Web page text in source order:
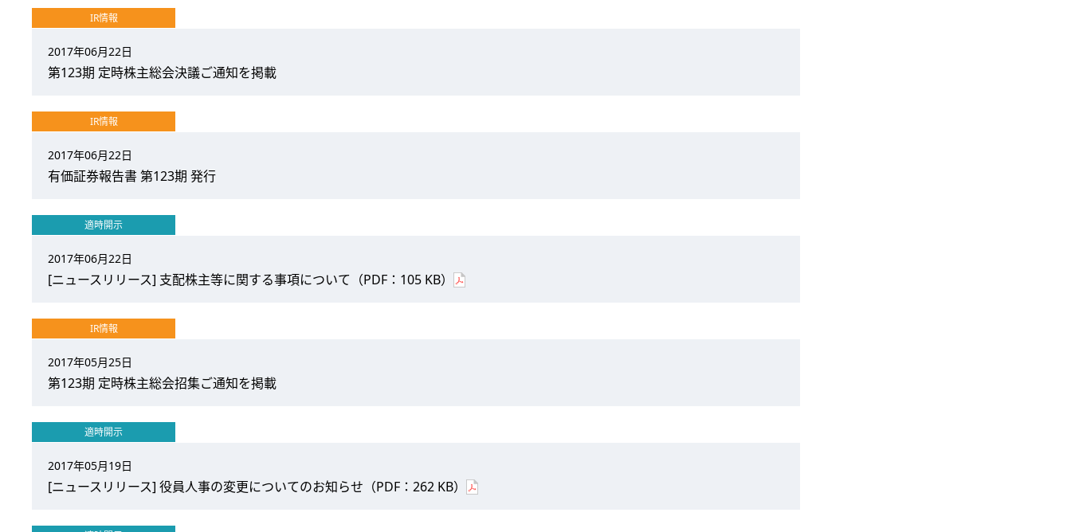
IR情報
2017年06月22日
第123期 定時株主総会決議ご通知を掲載
IR情報
2017年06月22日
有価証券報告書 第123期 発行
適時開示
2017年06月22日
[ニュースリリース] 支配株主等に関する事項について（PDF：105 KB）
IR情報
2017年05月25日
第123期 定時株主総会招集ご通知を掲載
適時開示
2017年05月19日
[ニュースリリース] 役員人事の変更についてのお知らせ（PDF：262 KB）